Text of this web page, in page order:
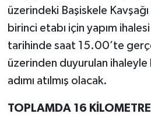
üzerindeki Başiskele
birinci etabı için yapım
tarihinde saat 15.00’te
üzerinden duyurulan
adımı atılmış olacak.
TOPLAMDA 16 KİLOMETRE